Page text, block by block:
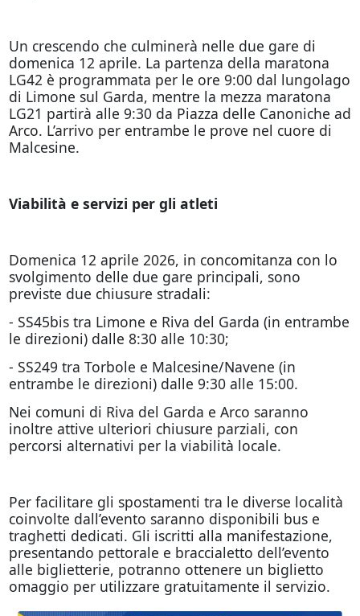
Un crescendo che culminerà nelle due gare di
domenica 12 aprile. La partenza della maratona
LG42 è programmata per le ore 9:00 dal lungolago
di Limone sul Garda, mentre la mezza maratona
LG21 partirà alle 9:30 da Piazza delle Canoniche ad
Arco. L’arrivo per entrambe le prove nel cuore di
Malcesine.
Viabilità e servizi per gli atleti
Domenica 12 aprile 2026, in concomitanza con lo
svolgimento delle due gare principali, sono
previste due chiusure stradali:
- SS45bis tra Limone e Riva del Garda (in entrambe
le direzioni) dalle 8:30 alle 10:30;
- SS249 tra Torbole e Malcesine/Navene (in
entrambe le direzioni) dalle 9:30 alle 15:00.
Nei comuni di Riva del Garda e Arco saranno
inoltre attive ulteriori chiusure parziali, con
percorsi alternativi per la viabilità locale.
Per facilitare gli spostamenti tra le diverse località
coinvolte dall’evento saranno disponibili bus e
traghetti dedicati. Gli iscritti alla manifestazione,
presentando pettorale e braccialetto dell’evento
alle biglietterie, potranno ottenere un biglietto
omaggio per utilizzare gratuitamente il servizio.